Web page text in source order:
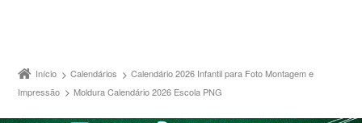
Início Calendários
Calendário 2026 Infantil para Foto Montagem e
Impressão
Moldura Calendário 2026 Escola PNG